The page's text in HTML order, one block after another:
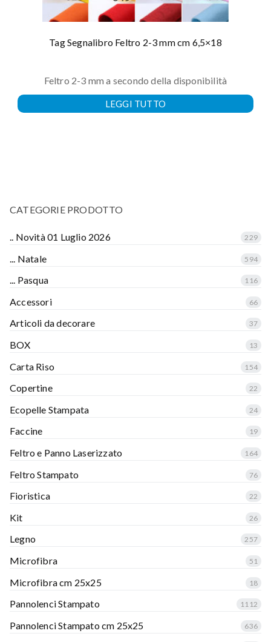
Tag Segnalibro Feltro 2-3 mm cm 6,5×18
Feltro 2-3 mm a secondo della disponibilità
LEGGI TUTTO
CATEGORIE PRODOTTO
.. Novità 01 Luglio 2026 229
... Natale 594
... Pasqua 116
Accessori 66
Articoli da decorare 37
BOX 13
Carta Riso 154
Copertine 22
Ecopelle Stampata 24
Faccine 19
Feltro e Panno Laserizzato 164
Feltro Stampato 76
Fioristica 22
Kit 26
Legno 257
Microfibra 51
Microfibra cm 25x25 18
Pannolenci Stampato 1112
Pannolenci Stampato cm 25x25 636